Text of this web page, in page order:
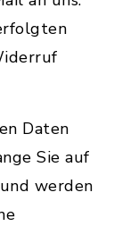
Daten
Sie auf
werden